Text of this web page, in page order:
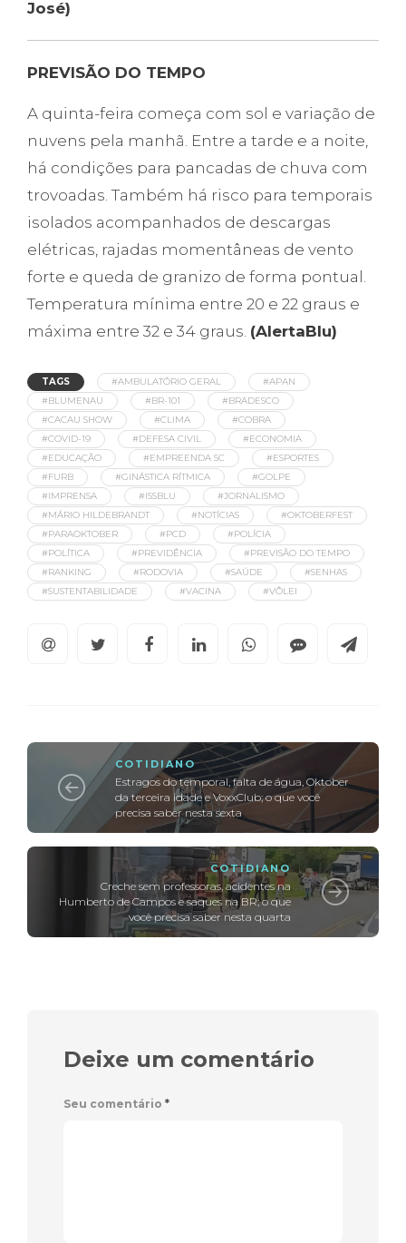
José)
PREVISÃO DO TEMPO
A quinta-feira começa com sol e variação de
nuvens pela manhã. Entre a tarde e a noite,
há condições para pancadas de chuva com
trovoadas. Também há risco para temporais
isolados acompanhados de descargas
elétricas, rajadas momentâneas de vento
forte e queda de granizo de forma pontual.
Temperatura mínima entre 20 e 22 graus e
máxima entre 32 e 34 graus. (AlertaBlu)
TAGS #AMBULATÓRIO GERAL
#APAN
#BLUMENAU
#BR-101
#BRADESCO
#CACAU SHOW
#CLIMA
#COBRA
#COVID-19
#DEFESA CIVIL
#ECONOMIA
#EDUCAÇÃO
#EMPREENDA SC
#ESPORTES
#FURB
#GINÁSTICA RÍTMICA
#GOLPE
#IMPRENSA
#ISSBLU
#JORNALISMO
#MÁRIO HILDEBRANDT
#NOTÍCIAS
#OKTOBERFEST
#PARAOKTOBER
#PCD
#POLÍCIA
#POLÍTICA
#PREVIDÊNCIA
#PREVISÃO DO TEMPO
#RANKING
#RODOVIA #SAÚDE
#SENHAS
#SUSTENTABILIDADE
#VACINA #VÔLEI
COTIDIANO
Estragos do temporal, falta de água, Oktober
da terceira idade e VoxxClub; o que você
precisa saber nesta sexta
COTIDIANO
Creche sem professoras, acidentes na
Humberto de Campos e saques na BR; o que
você precisa saber nesta quarta
Deixe um comentário
Seu comentário *